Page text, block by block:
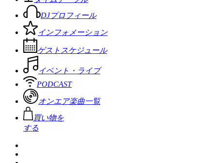
DJプロフィール
インフォメーション
ゲストスケジュール
イベント・ライブ
PODCAST
オンエア楽曲一覧
買い物を
する